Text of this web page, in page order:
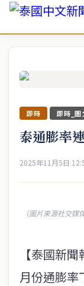
即時 即時_圖
泰通膨率
2025年11月5日
（圖片來源社交媒
【泰國新
月份通膨率